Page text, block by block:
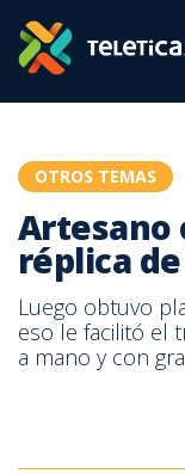
OTROS TEMAS
Artesano
réplica
Luego obtuvo
eso le facilitó el
a mano y con